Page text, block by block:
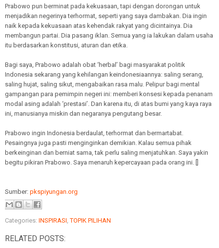
Prabowo pun berminat pada kekuasaan, tapi dengan dorongan untuk
menjadikan negerinya terhormat, seperti yang saya dambakan. Dia ingin
naik kepada kekuasaan atas kehendak rakyat yang dicintainya. Dia
membangun partai. Dia pasang iklan. Semua yang ia lakukan dalam usaha
itu berdasarkan konstitusi, aturan dan etika.
Bagi saya, Prabowo adalah obat ‘herbal’ bagi masyarakat politik
Indonesia sekarang yang kehilangan keindonesiaannya: saling serang,
saling hujat, saling sikut, mengabaikan rasa malu. Pelipur bagi mental
gampangan para pemimpin negeri ini: memberi konsesi kepada penanam
modal asing adalah ‘prestasi’. Dan karena itu, di atas bumi yang kaya raya
ini, manusianya miskin dan negaranya pengutang besar.
Prabowo ingin Indonesia berdaulat, terhormat dan bermartabat.
Pesaingnya juga pasti menginginkan demikian. Kalau semua pihak
berkeinginan dan berniat sama, tak perlu saling menjatuhkan. Saya yakin
begitu pikiran Prabowo. Saya menaruh kepercayaan pada orang ini. []
Sumber: pkspiyungan.org
Categories: INSPIRASI,TOPIK PILIHAN
RELATED POSTS: